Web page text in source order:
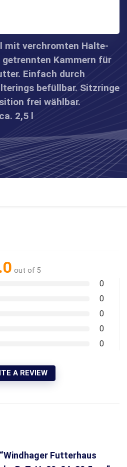
mit verchromten Halte-
Kammern für
Einfach durch
befüllbar. Sitzringe
frei wählbar.
2,5 l
out of 5
0
0
0
0
0
A REVIEW
Futterhaus